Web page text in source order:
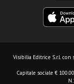
Visibilia Editrice S.r.l. con
Capitale sociale €